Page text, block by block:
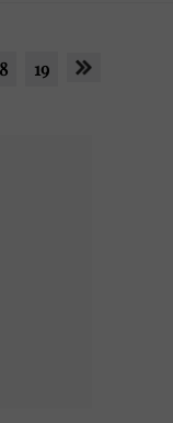
19